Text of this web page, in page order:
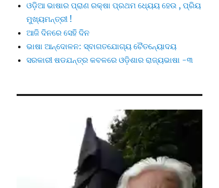
ଓଡ଼ିଆ ଭାଷାର ପ୍ରାଣ ରକ୍ଷା ପ୍ରଥମ ଧ୍ୟେୟ ହେଉ , ପ୍ରିୟ
ମୁଖ୍ୟମନ୍ତ୍ରୀ !
ଆଜି ଦିନରେ ସେହି ଦିନ
ଭାଷା ଆନ୍ଦୋଳନ: ସ୍ବାଗତଯୋଗ୍ୟ ଚୈତନ୍ୟୋଦୟ
ସରକାରୀ ଷଡଯନ୍ତ୍ର କବଳରେ ଓଡ଼ିଶାର ରାଜ୍ୟଭାଷା -୩